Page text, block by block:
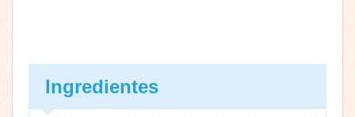
Ingredientes